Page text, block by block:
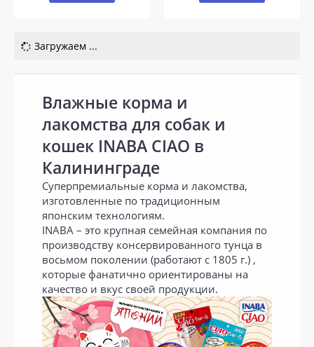
Загружаем ...
Влажные корма и
лакомства для собак и
кошек INABA CIAO в
Калининграде
Суперпремиальные корма и лакомства,
изготовленные по традиционным
японским технологиям.
INABA – это крупная семейная компания по
производству консервированного тунца в
восьмом поколении (работают с 1805 г.) ,
которые фанатично ориентированы на
качество и вкус своей продукции.